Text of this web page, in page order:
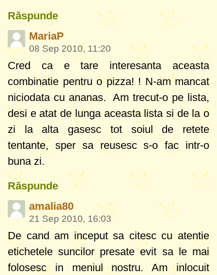
Răspunde
MariaP
08 Sep 2010, 11:20
Cred ca e tare interesanta aceasta
combinatie pentru o pizza! ! N-am mancat
niciodata cu ananas. Am trecut-o pe lista,
desi e atat de lunga aceasta lista si de la o
zi la alta gasesc tot soiul de retete
tentante, sper sa reusesc s-o fac intr-o
buna zi.
Răspunde
amalia80
21 Sep 2010, 16:03
De cand am inceput sa citesc cu atentie
etichetele suncilor presate evit sa le mai
folosesc in meniul nostru. Am inlocuit